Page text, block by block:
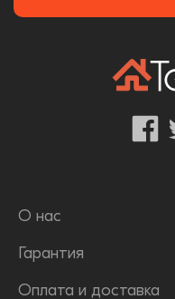
О нас
Гарантия
Оплата и доставка